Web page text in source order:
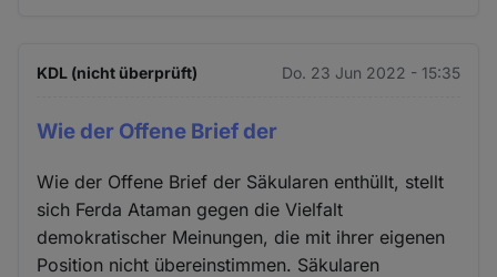
KDL (nicht überprüft) Do. 23 Jun 2022 - 15:35
Wie der Offene Brief der
Wie der Offene Brief der Säkularen enthüllt, stellt
sich Ferda Ataman gegen die Vielfalt
demokratischer Meinungen, die mit ihrer eigenen
Position nicht übereinstimmen. Säkularen